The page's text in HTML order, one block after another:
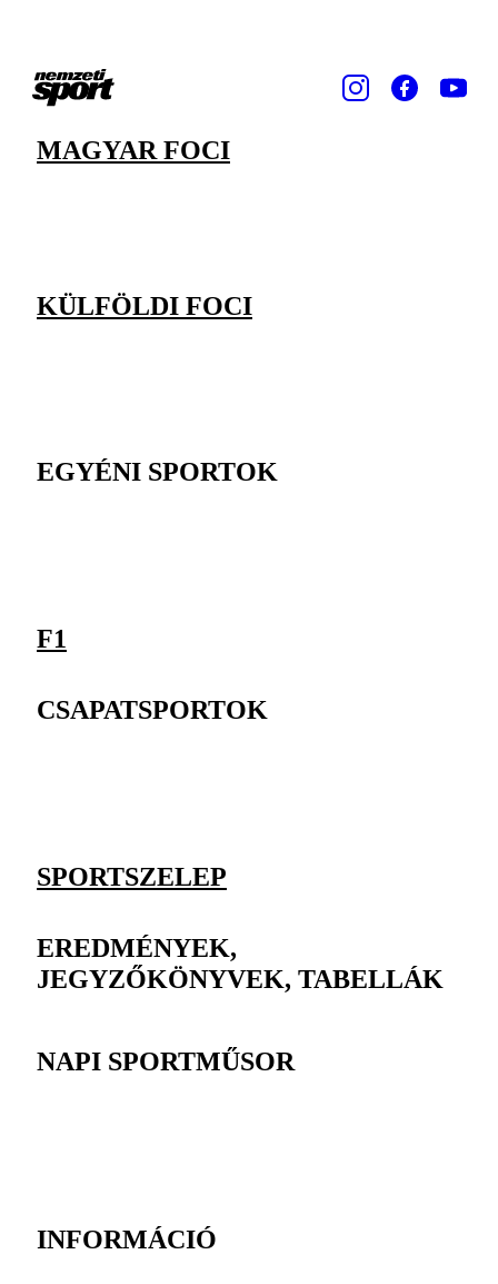
MAGYAR FOCI
KÜLFÖLDI FOCI
EGYÉNI SPORTOK
F1
CSAPATSPORTOK
SPORTSZELEP
EREDMÉNYEK,
JEGYZŐKÖNYVEK, TABELLÁK
NAPI SPORTMŰSOR
INFORMÁCIÓ